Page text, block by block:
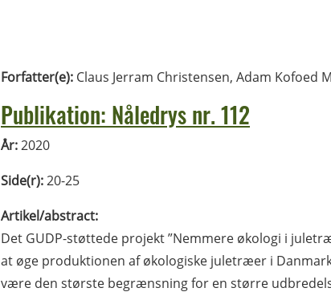
Forfatter(e): Claus Jerram Christensen, Adam Kofoed
Publikation: Nåledrys nr. 112
År:2020
Side(r):20-25
Artikel/abstract:
Det GUDP-støttede projekt ”Nemmere økologi i
at øge produktionen af økologiske juletræer i
være den største begrænsning for en større